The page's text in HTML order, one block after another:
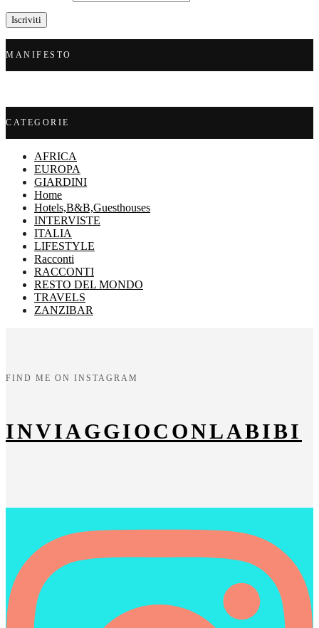
MANIFESTO
CATEGORIE
AFRICA
EUROPA
GIARDINI
Home
Hotels,B&B,Guesthouses
INTERVISTE
ITALIA
LIFESTYLE
Racconti
RACCONTI
RESTO DEL MONDO
TRAVELS
ZANZIBAR
FIND ME ON INSTAGRAM
INVIAGGIOCONLABIBI